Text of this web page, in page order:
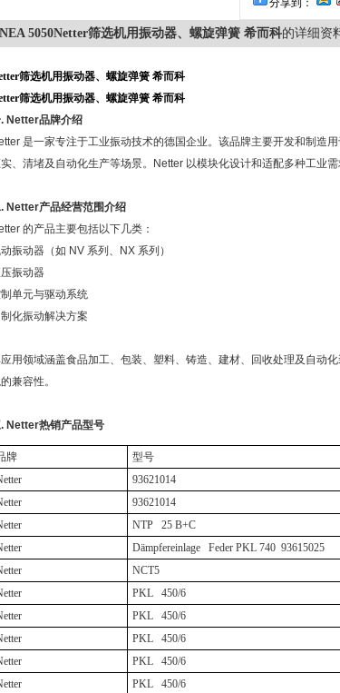
分享到：
NEA 5050Netter筛选机用振动器、螺旋弹簧 希而科的详细资
筛选机用振动器、螺旋弹簧 希而科
筛选机用振动器、螺旋弹簧 希而科
. Netter品牌介绍
是一家专注于工业振动技术的德国企业。该品牌主要开发和制造
、清堵及自动化生产等场景。
Netter 以模块化设计和适配多种工业
. Netter产品经营范围介绍
的产品主要包括以下几类：
振动器（如 NV 系列、 NX 系列）
振动器
单元与驱动系统
化振动解决方案
用领域涵盖食品加工、包装、塑料、铸造、建材、回收处理及自动
兼容性。
. Netter热销产品型号
牌 型号
93621014
93621014
NTP 25 B+C
Dämpfereinlage Feder PKL 740 93615025
NCT5
PKL 450/6
PKL 450/6
PKL 450/6
PKL 450/6
PKL 450/6